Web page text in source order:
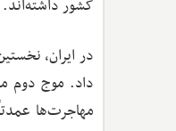
کشور داشته‌اند.
مهاجرت‌ها